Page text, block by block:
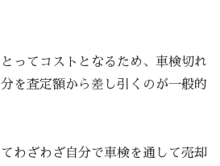
ってコストとなるため、車検切れ
を査定額から差し引くのが一般的
わざわざ自分で車検を通して売却